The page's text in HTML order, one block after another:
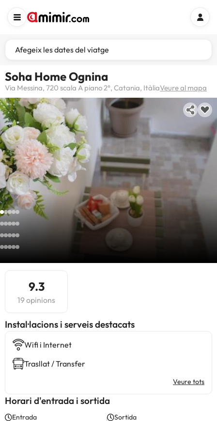
Afegeix les dates del viatge
Soha Home Ognina
Via Messina, 720 scala A piano 2°, Catania, ItàliaVeure al mapa
9.3
19 opinions
Instal·lacions i serveis destacats
Wifi i Internet
Trasllat / Transfer
Veure tots
Horari d'entrada i sortida
Entrada Sortida